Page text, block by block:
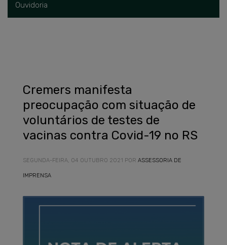
Ouvidoria
Cremers manifesta
preocupação com situação de
voluntários de testes de
vacinas contra Covid-19 no RS
SEGUNDA-FEIRA, 04 OUTUBRO 2021 POR ASSESSORIA DE
IMPRENSA